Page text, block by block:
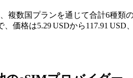
複数国プランを通じて合計6種類
価格は5.29 USDから117.91 USD